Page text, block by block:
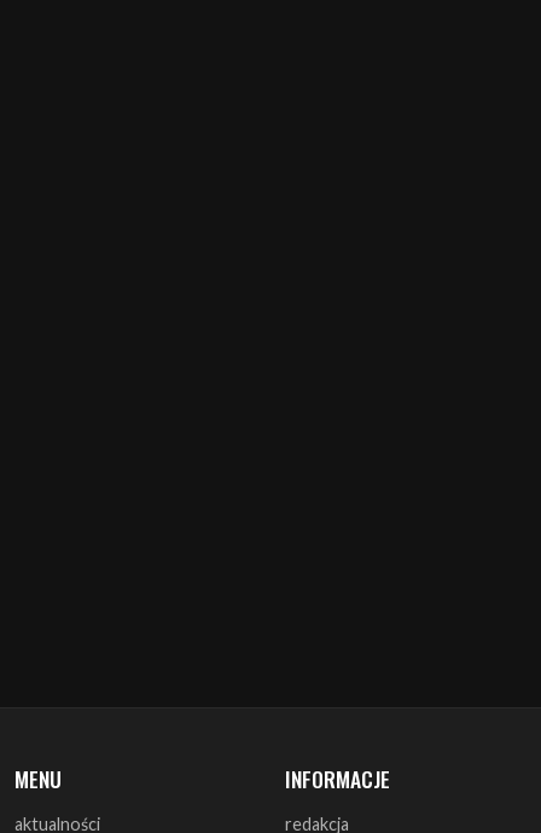
aktualności
zapowiedzi
recenzje
redakcja
warunki prawne
polityka cookies